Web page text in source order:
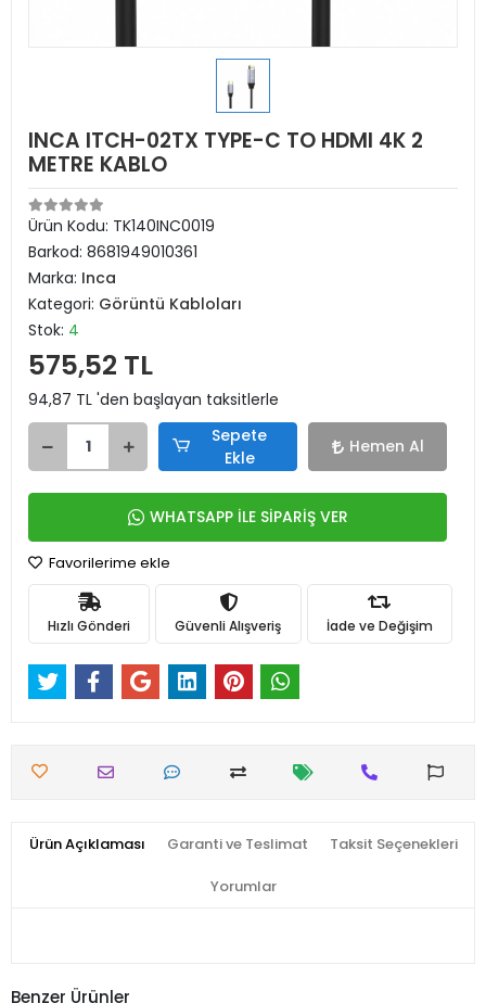
INCA ITCH-02TX TYPE-C TO HDMI 4K 2
METRE KABLO
Ürün Kodu: TK140INC0019
Barkod: 8681949010361
Marka: Inca
Kategori: Görüntü Kabloları
Stok: 4
575,52 TL
94,87 TL 'den başlayan taksitlerle
Sepete
Ekle
Hemen Al
WHATSAPP İLE SİPARİŞ VER
Favorilerime ekle
Hızlı Gönderi Güvenli Alışveriş İade ve Değişim
Ürün Açıklaması Garanti ve Teslimat Taksit Seçenekleri
Yorumlar
Benzer Ürünler